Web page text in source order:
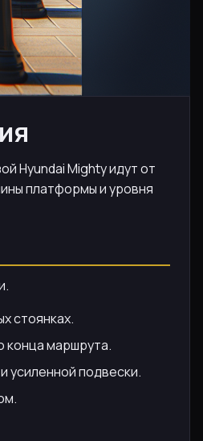
Hyundai Mighty идут от
платформы и уровня
стоянках.
конца маршрута.
усиленной подвески.